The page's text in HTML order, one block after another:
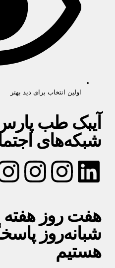
اولین انتخاب برای دید بهتر
آیبک طب
شبکه‌های
شبانه‌روز
هستیم